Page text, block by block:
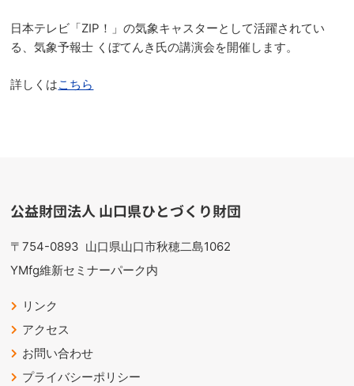
日本テレビ「ZIP！」の気象キャスターとして活躍されてい
る、気象予報士 くぼてんき氏の講演会を開催します。
詳しくはこちら
公益財団法人 山口県ひとづくり財団
〒754-0893 山口県山口市秋穂二島1062
YMfg維新セミナーパーク内
リンク
アクセス
お問い合わせ
プライバシーポリシー